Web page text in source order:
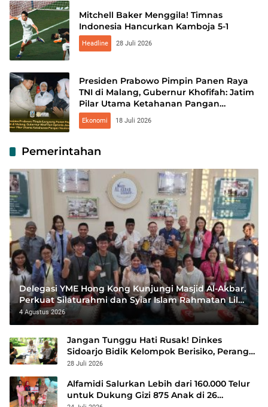
Mitchell Baker Menggila! Timnas
Indonesia Hancurkan Kamboja 5-1
Headline 28 Juli 2026
Presiden Prabowo Pimpin Panen Raya
TNI di Malang, Gubernur Khofifah: Jatim
Pilar Utama Ketahanan Pangan
Nasional
Ekonomi 18 Juli 2026
Pemerintahan
Delegasi YME Hong Kong Kunjungi Masjid Al-Akbar,
Perkuat Silaturahmi dan Syiar Islam Rahmatan Lil
‘Alamin
4 Agustus 2026
Jangan Tunggu Hati Rusak! Dinkes
Sidoarjo Bidik Kelompok Berisiko, Perang
Terbuka Lawan Hepatitis
28 Juli 2026
Alfamidi Salurkan Lebih dari 160.000 Telur
untuk Dukung Gizi 875 Anak di 26